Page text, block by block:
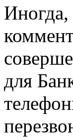
Иногда,
для